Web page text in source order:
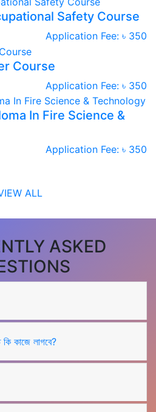
Safety Course
Application Fee: ৳ 350
Course
Application Fee: ৳ 350
In Fire Science &
Application Fee: ৳ 350
ALL
ASKED
কি কাজে লাগবে?